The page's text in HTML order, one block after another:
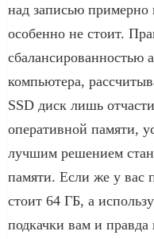
над записью примерно
особенно не стоит.
сбалансированностью
компьютера,
SSD диск лишь
оперативной памяти,
лучшим решением
памяти. Если же у вас
стоит 64 ГБ, а
подкачки вам и правда